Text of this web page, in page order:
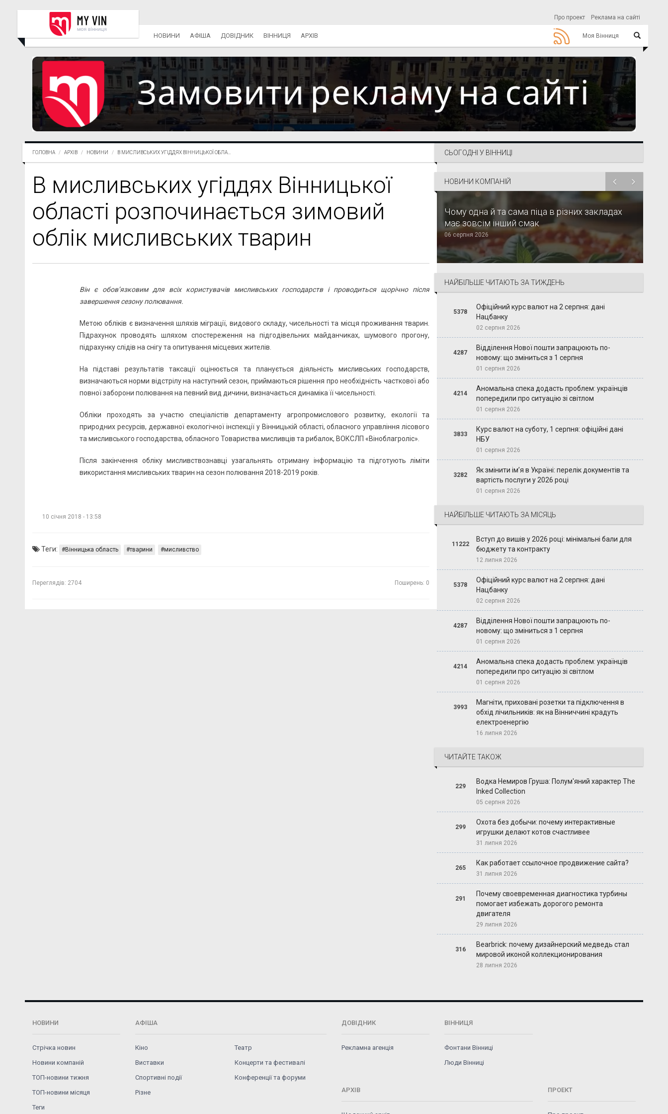
Про проект Реклама на сайті
Моя Вінниця
НОВИНИ АФІША ДОВІДНИК ВІННИЦЯ АРХІВ
ГОЛОВНА АРХІВ НОВИНИ В МИСЛИВСЬКИХ УГІДДЯХ ВІННИЦЬКОЇ ОБЛА...
В мисливських угіддях Вінницької
області розпочинається зимовий
облік мисливських тварин
Він є обов’язковим для всіх користувачів мисливських господарств і проводиться щорічно після
завершення сезону полювання.
Метою обліків є визначення шляхів міграції, видового складу, чисельності та місця проживання тварин.
Підрахунок проводять шляхом спостереження на підгодівельних майданчиках, шумового прогону,
підрахунку слідів на снігу та опитування місцевих жителів.
На підставі результатів таксації оцінюється та планується діяльність мисливських господарств,
визначаються норми відстрілу на наступний сезон, приймаються рішення про необхідність часткової або
повної заборони полювання на певний вид дичини, визначається динаміка її чисельності.
Обліки проходять за участю спеціалістів департаменту агропромислового розвитку, екології та
природних ресурсів, державної екологічної інспекції у Вінницькій області, обласного управління лісового
та мисливського господарства, обласного Товариства мисливців та рибалок, ВОКСЛП «Віноблагроліс».
Після закінчення обліку мисливствознавці узагальнять отриману інформацію та підготують ліміти
використання мисливських тварин на сезон полювання 2018-2019 років.
10 січня 2018 - 13:58
Теги: Вінницька область тварини мисливство
Переглядів: 2704 Поширень: 0
СЬОГОДНІ У ВІННИЦІ
НОВИНИ КОМПАНІЙ
Чому одна й та сама піца в різних закладах
має зовсім інший смак
06 серпня 2026
НАЙБІЛЬШЕ ЧИТАЮТЬ ЗА ТИЖДЕНЬ
5378
Офіційний курс валют на 2 серпня: дані
Нацбанку
02 серпня 2026
4287
Відділення Нової пошти запрацюють по-
новому: що зміниться з 1 серпня
01 серпня 2026
4214
Аномальна спека додасть проблем: українців
попередили про ситуацію зі світлом
01 серпня 2026
3833
Курс валют на суботу, 1 серпня: офіційні дані
НБУ
01 серпня 2026
3282
Як змінити ім’я в Україні: перелік документів та
вартість послуги у 2026 році
01 серпня 2026
НАЙБІЛЬШЕ ЧИТАЮТЬ ЗА МІСЯЦЬ
11222
Вступ до вишів у 2026 році: мінімальні бали для
бюджету та контракту
12 липня 2026
5378
Офіційний курс валют на 2 серпня: дані
Нацбанку
02 серпня 2026
4287
Відділення Нової пошти запрацюють по-
новому: що зміниться з 1 серпня
01 серпня 2026
4214
Аномальна спека додасть проблем: українців
попередили про ситуацію зі світлом
01 серпня 2026
3993
Магніти, приховані розетки та підключення в
обхід лічильників: як на Вінниччині крадуть
електроенергію
16 липня 2026
ЧИТАЙТЕ ТАКОЖ
229
Водка Немиров Груша: Полум'яний характер The
Inked Collection
05 серпня 2026
299
Охота без добычи: почему интерактивные
игрушки делают котов счастливее
31 липня 2026
265
Как работает ссылочное продвижение сайта?
31 липня 2026
291
Почему своевременная диагностика турбины
помогает избежать дорогого ремонта
двигателя
29 липня 2026
316
Bearbrick: почему дизайнерский медведь стал
мировой иконой коллекционирования
28 липня 2026
НОВИНИ
Стрічка новин
Новини компаній
ТОП-новини тижня
ТОП-новини місяця
Теги
АФІША
Кіно
Театр
Виставки
Концерти та фестивалі
Спортивні події
Конференції та форуми
Різне
ДОВІДНИК
Рекламна агенція
ВІННИЦЯ
Фонтани Вінниці
Люди Вінниці
АРХІВ ПРОЕКТ